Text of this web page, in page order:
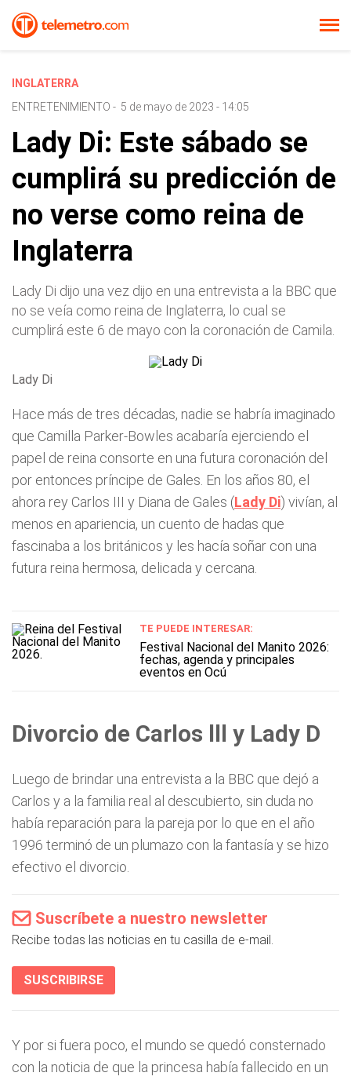
INGLATERRA
ENTRETENIMIENTO - 5 de mayo de 2023 - 14:05
Lady Di: Este sábado se
cumplirá su predicción de
no verse como reina de
Inglaterra
Lady Di dijo una vez dijo en una entrevista a la BBC que
no se veía como reina de Inglaterra, lo cual se
cumplirá este 6 de mayo con la coronación de Camila.
Lady Di
Hace más de tres décadas, nadie se habría imaginado
que Camilla Parker-Bowles acabaría ejerciendo el
papel de reina consorte en una futura coronación del
por entonces príncipe de Gales. En los años 80, el
ahora rey Carlos III y Diana de Gales (Lady Di) vivían, al
menos en apariencia, un cuento de hadas que
fascinaba a los británicos y les hacía soñar con una
futura reina hermosa, delicada y cercana.
TE PUEDE INTERESAR:
Festival Nacional del Manito 2026:
fechas, agenda y principales
eventos en Ocú
Divorcio de Carlos lll y Lady D
Luego de brindar una entrevista a la BBC que dejó a
Carlos y a la familia real al descubierto, sin duda no
había reparación para la pareja por lo que en el año
1996 terminó de un plumazo con la fantasía y se hizo
efectivo el divorcio.
Suscríbete a nuestro newsletter
Recibe todas las noticias en tu casilla de e-mail.
SUSCRIBIRSE
Y por si fuera poco, el mundo se quedó consternado
con la noticia de que la princesa había fallecido en un